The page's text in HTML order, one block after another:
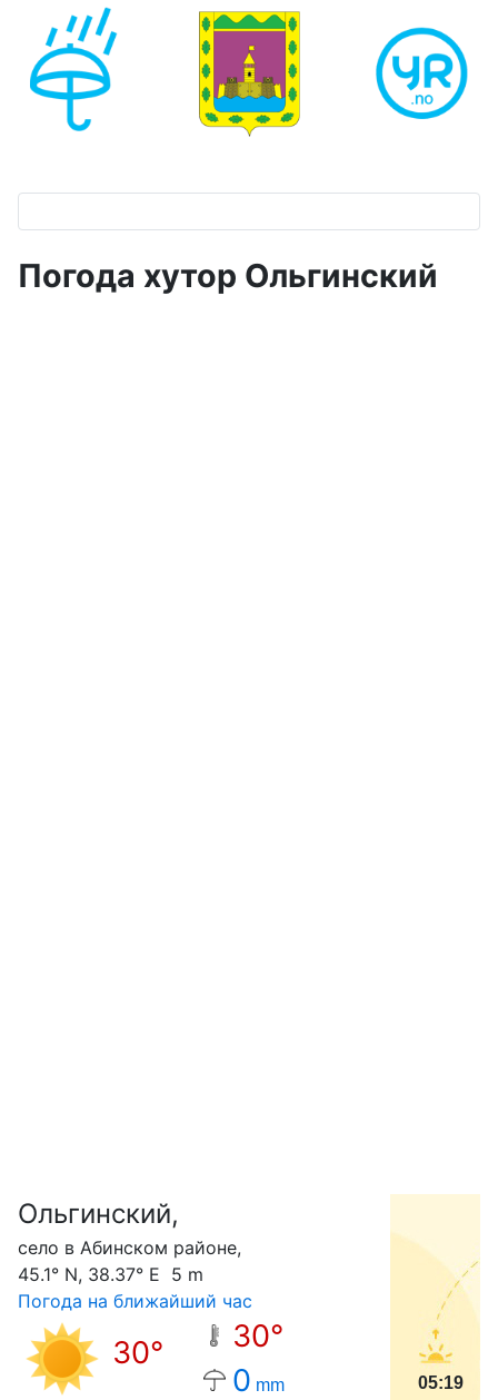
Погода хутор Ольгинский
Ольгинский,
село в Абинском районе,
45.1° N, 38.37° E 5 m
Погода на ближайший час
30°
30°
0 mm 05:19